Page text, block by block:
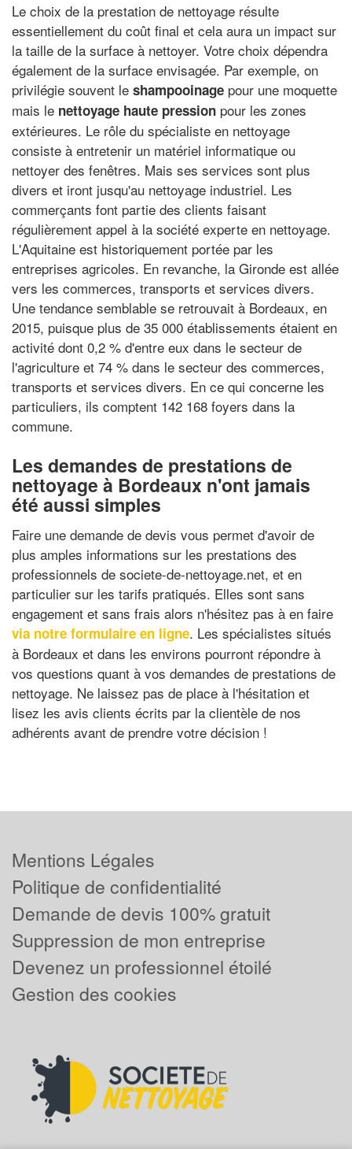
Le choix de la prestation de nettoyage résulte
essentiellement du coût final et cela aura un impact sur
la taille de la surface à nettoyer. Votre choix dépendra
également de la surface envisagée. Par exemple, on
privilégie souvent le shampooinage pour une moquette
mais le nettoyage haute pression pour les zones
extérieures. Le rôle du spécialiste en nettoyage
consiste à entretenir un matériel informatique ou
nettoyer des fenêtres. Mais ses services sont plus
divers et iront jusqu'au nettoyage industriel. Les
commerçants font partie des clients faisant
régulièrement appel à la société experte en nettoyage.
L'Aquitaine est historiquement portée par les
entreprises agricoles. En revanche, la Gironde est allée
vers les commerces, transports et services divers.
Une tendance semblable se retrouvait à Bordeaux, en
2015, puisque plus de 35 000 établissements étaient en
activité dont 0,2 % d'entre eux dans le secteur de
l'agriculture et 74 % dans le secteur des commerces,
transports et services divers. En ce qui concerne les
particuliers, ils comptent 142 168 foyers dans la
commune.
Les demandes de prestations de
nettoyage à Bordeaux n'ont jamais
été aussi simples
Faire une demande de devis vous permet d'avoir de
plus amples informations sur les prestations des
professionnels de societe-de-nettoyage.net, et en
particulier sur les tarifs pratiqués. Elles sont sans
engagement et sans frais alors n'hésitez pas à en faire
via notre formulaire en ligne. Les spécialistes situés
à Bordeaux et dans les environs pourront répondre à
vos questions quant à vos demandes de prestations de
nettoyage. Ne laissez pas de place à l'hésitation et
lisez les avis clients écrits par la clientèle de nos
adhérents avant de prendre votre décision !
Mentions Légales
Politique de confidentialité
Demande de devis 100% gratuit
Suppression de mon entreprise
Devenez un professionnel étoilé
Gestion des cookies